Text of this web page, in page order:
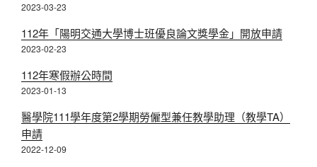
2023-03-23
112年「陽明交通大學博士班優良論文獎學金」開放申請
2023-02-23
112年寒假辦公時間
2023-01-13
醫學院111學年度第2學期勞僱型兼任教學助理（教學TA）
申請
2022-12-09